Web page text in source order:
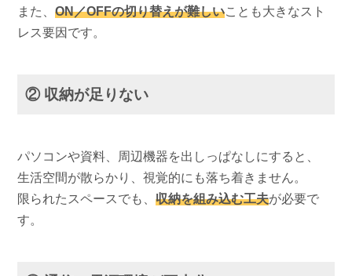
また、ON／OFFの切り替えが難しいことも大きなスト
レス要因です。
② 収納が足りない
パソコンや資料、周辺機器を出しっぱなしにすると、
生活空間が散らかり、視覚的にも落ち着きません。
限られたスペースでも、収納を組み込む工夫が必要で
す。